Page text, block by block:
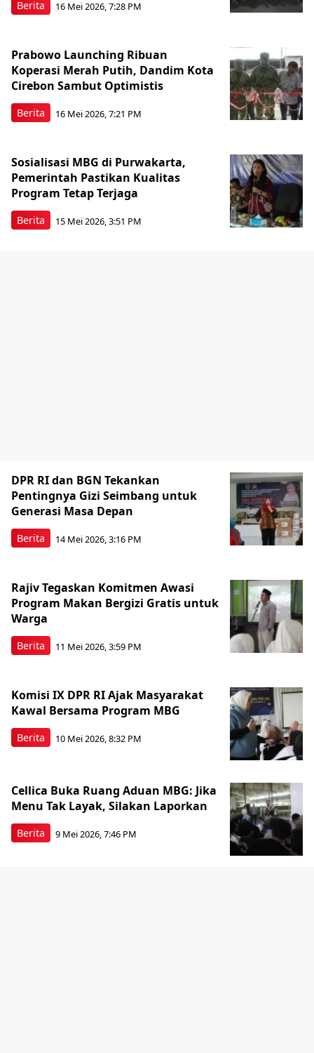
Berita 16 Mei 2026, 7:28 PM
Berita
Prabowo Launching Ribuan
Koperasi Merah Putih, Dandim Kota
Cirebon Sambut Optimistis
16 Mei 2026, 7:21 PM
Berita
Sosialisasi MBG di Purwakarta,
Pemerintah Pastikan Kualitas
Program Tetap Terjaga
15 Mei 2026, 3:51 PM
Berita
DPR RI dan BGN Tekankan
Pentingnya Gizi Seimbang untuk
Generasi Masa Depan
14 Mei 2026, 3:16 PM
Berita
Rajiv Tegaskan Komitmen Awasi
Program Makan Bergizi Gratis untuk
Warga
11 Mei 2026, 3:59 PM
Berita
Komisi IX DPR RI Ajak Masyarakat
Kawal Bersama Program MBG
10 Mei 2026, 8:32 PM
Berita
Cellica Buka Ruang Aduan MBG: Jika
Menu Tak Layak, Silakan Laporkan
9 Mei 2026, 7:46 PM